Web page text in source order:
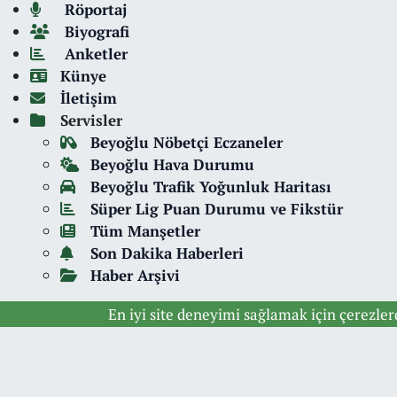
Röportaj
Biyografi
Anketler
Künye
İletişim
Servisler
Beyoğlu Nöbetçi Eczaneler
Beyoğlu Hava Durumu
Beyoğlu Trafik Yoğunluk Haritası
Süper Lig Puan Durumu ve Fikstür
Tüm Manşetler
Son Dakika Haberleri
Haber Arşivi
En iyi site deneyimi sağlamak için